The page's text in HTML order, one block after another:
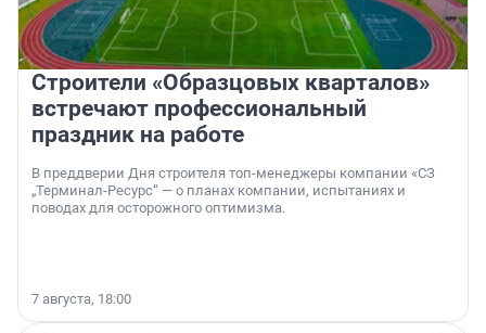
Строители «Образцовых кварталов»
встречают профессиональный
праздник на работе
В преддверии Дня строителя топ-менеджеры компании «СЗ
„Терминал-Ресурс“ — о планах компании, испытаниях и
поводах для осторожного оптимизма.
7 августа, 18:00